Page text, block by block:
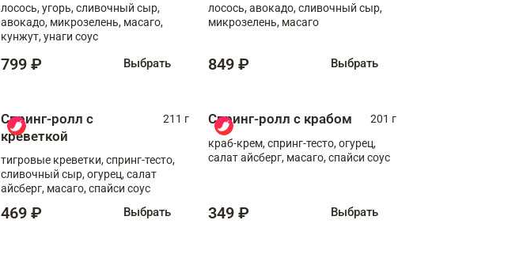
лосось, угорь, сливочный сыр,
авокадо, микрозелень, масаго,
кунжут, унаги соус
799 ₽ Выбрать
лосось, авокадо, сливочный сыр,
микрозелень, масаго
849 ₽ Выбрать
Спринг-ролл с
креветкой
211 г
тигровые креветки, спринг-тесто,
сливочный сыр, огурец, салат
айсберг, масаго, спайси соус
469 ₽ Выбрать
Спринг-ролл с крабом
201 г
краб-крем, спринг-тесто, огурец,
салат айсберг, масаго, спайси соус
349 ₽ Выбрать